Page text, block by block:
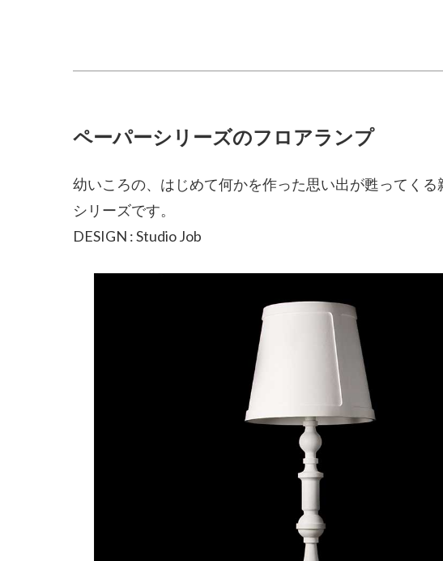
ペーパーシリーズのフロアランプ
幼いころの、はじめて何かを作った思い出が甦ってく
シリーズです。
DESIGN : Studio Job